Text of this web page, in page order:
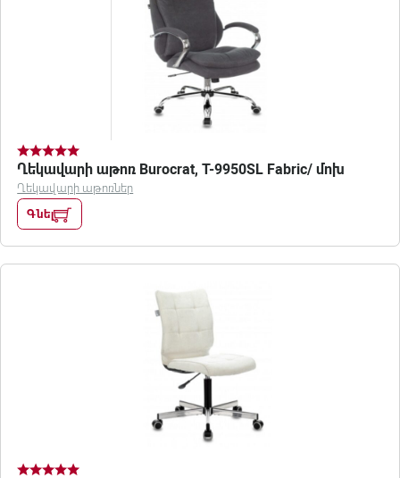
Ղեկավարի աթոռ Burocrat, T-9950SL Fabric/ մոխ
Ղեկավարի աթոռներ
Գնել